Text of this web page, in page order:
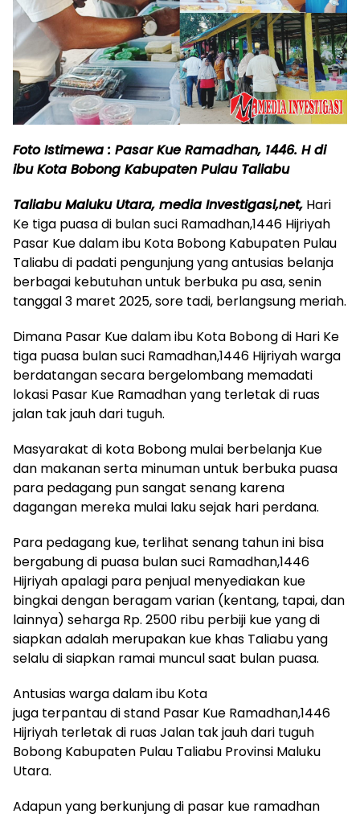
Foto Istimewa : Pasar Kue Ramadhan, 1446. H di
ibu Kota Bobong Kabupaten Pulau Taliabu
Taliabu Maluku Utara, media Investigasi,net, Hari
Ke tiga puasa di bulan suci Ramadhan,1446 Hijriyah
Pasar Kue dalam ibu Kota Bobong Kabupaten Pulau
Taliabu di padati pengunjung yang antusias belanja
berbagai kebutuhan untuk berbuka pu asa, senin
tanggal 3 maret 2025, sore tadi, berlangsung meriah.
Dimana Pasar Kue dalam ibu Kota Bobong di Hari Ke
tiga puasa bulan suci Ramadhan,1446 Hijriyah warga
berdatangan secara bergelombang memadati
lokasi Pasar Kue Ramadhan yang terletak di ruas
jalan tak jauh dari tuguh.
Masyarakat di kota Bobong mulai berbelanja Kue
dan makanan serta minuman untuk berbuka puasa
para pedagang pun sangat senang karena
dagangan mereka mulai laku sejak hari perdana.
Para pedagang kue, terlihat senang tahun ini bisa
bergabung di puasa bulan suci Ramadhan,1446
Hijriyah apalagi para penjual menyediakan kue
bingkai dengan beragam varian (kentang, tapai, dan
lainnya) seharga Rp. 2500 ribu perbiji kue yang di
siapkan adalah merupakan kue khas Taliabu yang
selalu di siapkan ramai muncul saat bulan puasa.
Antusias warga dalam ibu Kota
juga terpantau di stand Pasar Kue Ramadhan,1446
Hijriyah terletak di ruas Jalan tak jauh dari tuguh
Bobong Kabupaten Pulau Taliabu Provinsi Maluku
Utara.
Adapun yang berkunjung di pasar kue ramadhan